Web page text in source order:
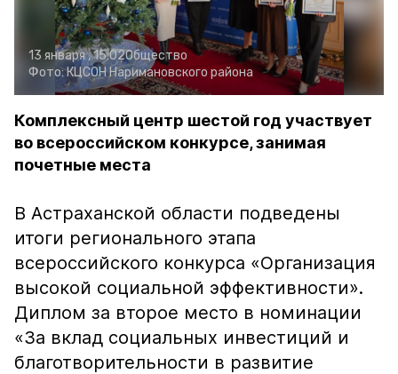
13 января , 15:02Общество
Фото:КЦСОН Наримановского района
Комплексный центр шестой год участвует
во всероссийском конкурсе, занимая
почетные места
В Астраханской области подведены
итоги регионального этапа
всероссийского конкурса «Организация
высокой социальной эффективности».
Диплом за второе место в номинации
«За вклад социальных инвестиций и
благотворительности в развитие